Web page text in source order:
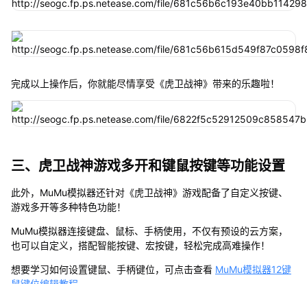
完成以上操作后，你就能尽情享受《虎卫战神》带来的乐趣啦！
三、虎卫战神游戏多开和键鼠按键等功能设置
此外，MuMu模拟器还针对《虎卫战神》游戏配备了自定义按键、
游戏多开等多种特色功能！
MuMu模拟器连接键盘、鼠标、手柄使用，不仅有预设的云方案，
也可以自定义，搭配智能按键、宏按键，轻松完成高难操作！
想要学习如何设置键鼠、手柄键位，可点击查看 MuMu模拟器12键